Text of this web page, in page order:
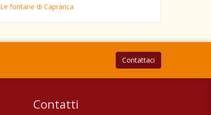
Le fontane di Caprarica
Contattaci
Contatti